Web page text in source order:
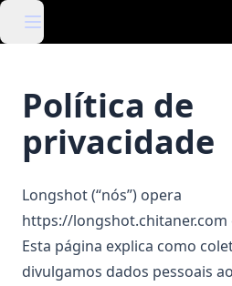
Política de
privacidade
Longshot (“nós”) opera
https://longshot.chitaner.com
Esta página explica como
divulgamos dados pessoais